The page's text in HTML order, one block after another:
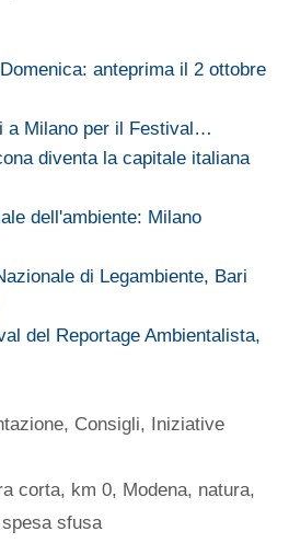
anteprima il 2 ottobre
a Milano per il Festival…
diventa la capitale italiana
dell'ambiente: Milano
di Legambiente, Bari
del Reportage Ambientalista,
, Consigli, Iniziative
corta, km 0, Modena, natura,
spesa sfusa